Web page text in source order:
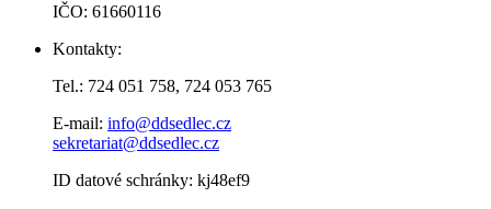
IČO: 61660116
Kontakty:
Tel.: 724 051 758, 724 053 765
E-mail: info@ddsedlec.cz
sekretariat@ddsedlec.cz
ID datové schránky: kj48ef9